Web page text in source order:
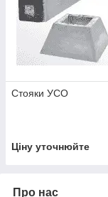
Стояки УСО
Ціну уточнюйте
Про нас